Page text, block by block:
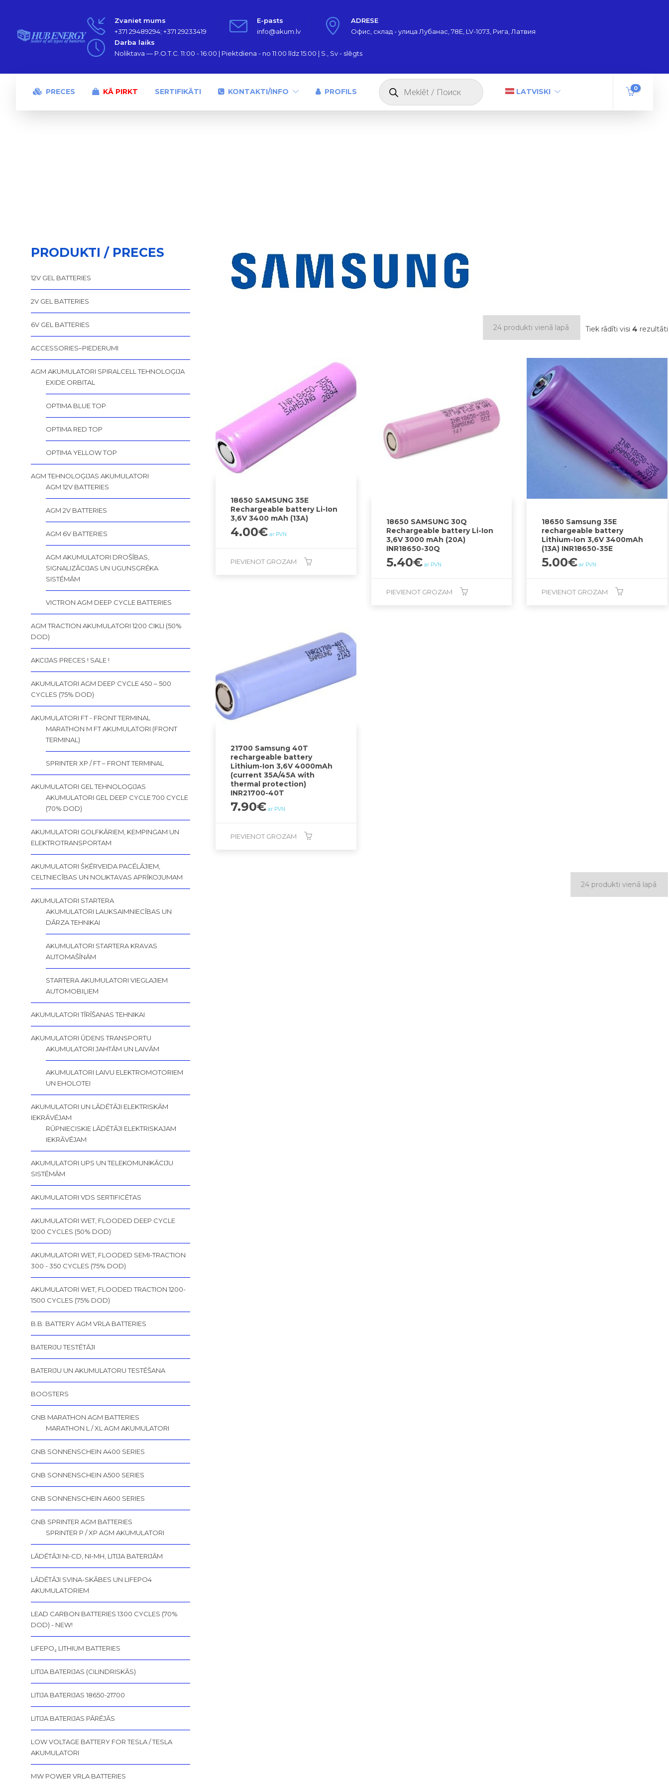
Zvaniet mums
+371 29489294; +371 29233419
E-pasts
info@akum.lv
ADRESE
Офис, склад - улица Лубанас, 78Е, LV-1073, Рига, Латвия
Darba laiks
Noliktava — P.O.T.C. 11:00 - 16:00 | Piektdiena - no 11:00 līdz 15:00 | S., Sv - slēgts
PRECES KĀ PIRKT SERTIFIKĀTI KONTAKTI/INFO PROFILS
Products
search LATVISKI 0
Tiek rādīti visi 4 rezultāti
18650 SAMSUNG 35E
Rechargeable battery Li-Ion
3,6V 3400 mAh (13A)
4.00€ ar PVN
PIEVIENOT GROZAM
18650 SAMSUNG 30Q
Rechargeable battery Li-Ion
3,6V 3000 mAh (20A)
INR18650-30Q
5.40€ ar PVN
PIEVIENOT GROZAM
18650 Samsung 35E
rechargeable battery
Lithium-Ion 3,6V 3400mAh
(13A) INR18650-35E
5.00€ ar PVN
PIEVIENOT GROZAM
21700 Samsung 40T
rechargeable battery
Lithium-Ion 3,6V 4000mAh
(current 35A/45A with
thermal protection)
INR21700-40T
7.90€ ar PVN
PIEVIENOT GROZAM
PRODUKTI / PRECES
12V GEL BATTERIES
2V GEL BATTERIES
6V GEL BATTERIES
ACCESSORIES–PIEDERUMI
AGM AKUMULATORI SPIRALCELL TEHNOLOĢIJA
EXIDE ORBITAL
OPTIMA BLUE TOP
OPTIMA RED TOP
OPTIMA YELLOW TOP
AGM TEHNOLOĢIJAS AKUMULATORI
AGM 12V BATTERIES
AGM 2V BATTERIES
AGM 6V BATTERIES
AGM AKUMULATORI DROŠĪBAS,
SIGNALIZĀCIJAS UN UGUNSGRĒKA
SISTĒMĀM
VICTRON AGM DEEP CYCLE BATTERIES
AGM TRACTION AKUMULATORI 1200 CIKLI (50%
DOD)
AKCIJAS PRECES ! SALE !
AKUMULATORI AGM DEEP CYCLE 450 – 500
CYCLES (75% DOD)
AKUMULATORI FT - FRONT TERMINAL
MARATHON M FT AKUMULATORI (FRONT
TERMINAL)
SPRINTER XP / FT – FRONT TERMINAL
AKUMULATORI GEL TEHNOLOĢIJAS
AKUMULATORI GEL DEEP CYCLE 700 CYCLE
(70% DOD)
AKUMULATORI GOLFKĀRIEM, KEMPINGAM UN
ELEKTROTRANSPORTAM
AKUMULATORI ŠĶĒRVEIDA PACĒLĀJIEM,
CELTNIECĪBAS UN NOLIKTAVAS APRĪKOJUMAM
AKUMULATORI STARTERA
AKUMULATORI LAUKSAIMNIECĪBAS UN
DĀRZA TEHNIKAI
AKUMULATORI STARTERA KRAVAS
AUTOMAŠĪNĀM
STARTERA AKUMULATORI VIEGLAJIEM
AUTOMOBIĻIEM
AKUMULATORI TĪRĪŠANAS TEHNIKAI
AKUMULATORI ŪDENS TRANSPORTU
AKUMULATORI JAHTĀM UN LAIVĀM
AKUMULATORI LAIVU ELEKTROMOTORIEM
UN EHOLOTEI
AKUMULATORI UN LĀDĒTĀJI ELEKTRISKĀM
IEKRĀVĒJAM
RŪPNIECISKIE LĀDĒTĀJI ELEKTRISKAJAM
IEKRĀVĒJAM
AKUMULATORI UPS UN TELEKOMUNIKĀCIJU
SISTĒMĀM
AKUMULATORI VDS SERTIFICĒTAS
AKUMULATORI WET, FLOODED DEEP CYCLE
1200 CYCLES (50% DOD)
AKUMULATORI WET, FLOODED SEMI-TRACTION
300 - 350 CYCLES (75% DOD)
AKUMULATORI WET, FLOODED TRACTION 1200-
1500 CYCLES (75% DOD)
B.B. BATTERY AGM VRLA BATTERIES
BATERIJU TESTĒTĀJI
BATERIJU UN AKUMULATORU TESTĒŠANA
BOOSTERS
GNB MARATHON AGM BATTERIES
MARATHON L / XL AGM AKUMULATORI
GNB SONNENSCHEIN A400 SERIES
GNB SONNENSCHEIN A500 SERIES
GNB SONNENSCHEIN A600 SERIES
GNB SPRINTER AGM BATTERIES
SPRINTER P / XP AGM AKUMULATORI
LĀDĒTĀJI NI-CD, NI-MH, LITIJA BATERIJĀM
LĀDĒTĀJI SVINA-SKĀBES UN LIFEPO4
AKUMULATORIEM
LEAD CARBON BATTERIES 1300 CYCLES (70%
DOD) - NEW!
LIFEPO₄ LITHIUM BATTERIES
LITIJA BATERIJAS (CILINDRISKĀS)
LITIJA BATERIJAS 18650-21700
LITIJA BATERIJAS PĀRĒJĀS
LOW VOLTAGE BATTERY FOR TESLA / TESLA
AKUMULATORI
MW POWER VRLA BATTERIES